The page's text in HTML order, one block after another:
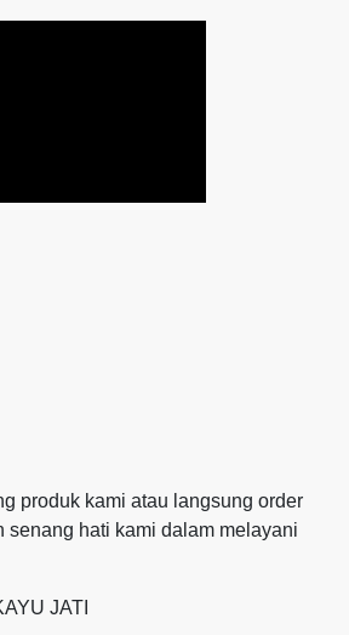
produk kami atau langsung order
senang hati kami dalam melayani
JATI